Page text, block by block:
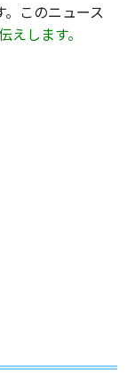
このニュース
します。